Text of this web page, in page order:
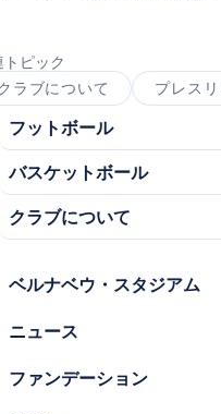
トピック
ラブについて
プレス
フットボール
バスケットボール
クラブについて
ベルナベウ・スタジアム
ニュース
ファンデーション